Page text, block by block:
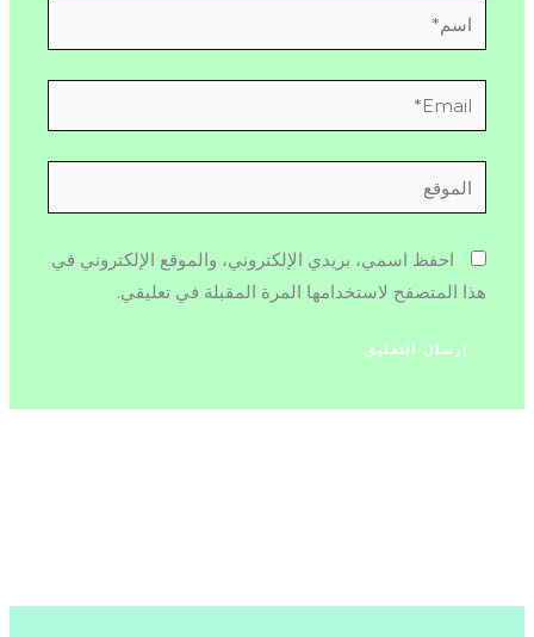
اسم*
Email*
الموقع
احفظ اسمي، بريدي الإلكتروني، والموقع الإلكتروني في
هذا المتصفح لاستخدامها المرة المقبلة في تعليقي.